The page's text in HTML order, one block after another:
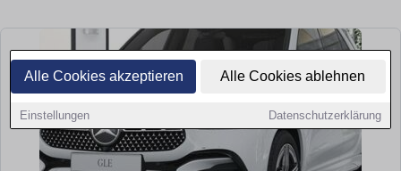
Alle Cookies akzeptieren Alle Cookies ablehnen
Einstellungen Datenschutzerklärung